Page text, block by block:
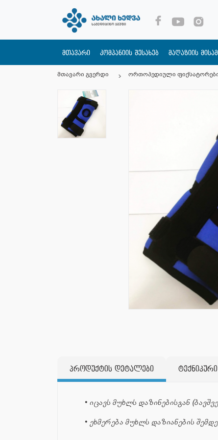
მთავარი კომპანიის შესახებ მაღაზიის
მთავარი გვერდი ორთოპედიული
პროდუქტის დეტალები
• იცავს მუხლს დაზინებისგან
• ეხმერება მუხლს დაზიანების